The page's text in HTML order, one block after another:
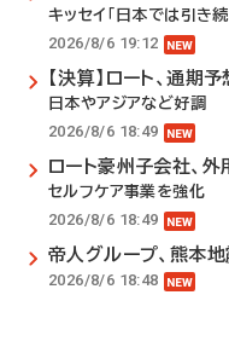
キッセイ「日本では引き続
2026/8/6 19:12
【決算】ロート、通期
日本やアジアなど好調
2026/8/6 18:49
ロート豪州子会社、
セルフケア事業を強化
2026/8/6 18:49
帝人グループ、熊本
2026/8/6 18:48